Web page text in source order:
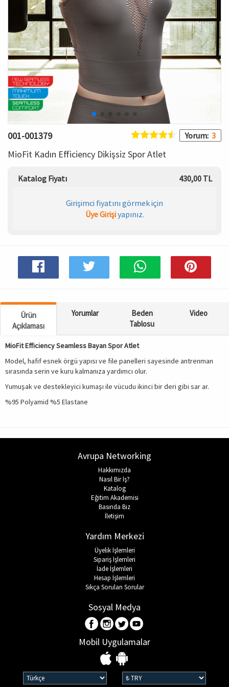
001-001379 Yorum: 3
MioFit Kadın Efficiency Dikişsiz Spor Atlet
Katalog Fiyatı 430,00 TL
Girişimci fiyatını görmek için
Üye Girişiyapınız.
Ürün
Açıklaması
Yorumlar
Beden
Tablosu
Video
MioFit Efficiency Seamless Bayan Spor Atlet
Model, hafif esnek örgü yapısı ve file panelleri sayesinde antrenman
sırasında serin ve kuru kalmanıza yardımcı olur.
Yumuşak ve destekleyici kumaşı ile vücudu ikinci bir deri gibi sar ar.
%95 Polyamid %5 Elastane
Avrupa Networking
Hakkımızda
Nasıl Bir İş?
Katalog
Eğitim Akademisi
Basında Biz
İletişim
Yardım Merkezi
Üyelik İşlemleri
Sipariş İşlemleri
İade İşlemleri
Hesap İşlemleri
Sıkça Sorulan Sorular
Sosyal Medya
Mobil Uygulamalar
HAMİLE İÇ GİYİM
T-SHIRT
PANTOLON
TAYT
ŞORT
KADIN PLAJ GİYİM
KORSE
YÜN ve TERMAL GİYİM
AKSESUAR
Spor & Outdoor
Bronzer
Makyaj Sabitleyici